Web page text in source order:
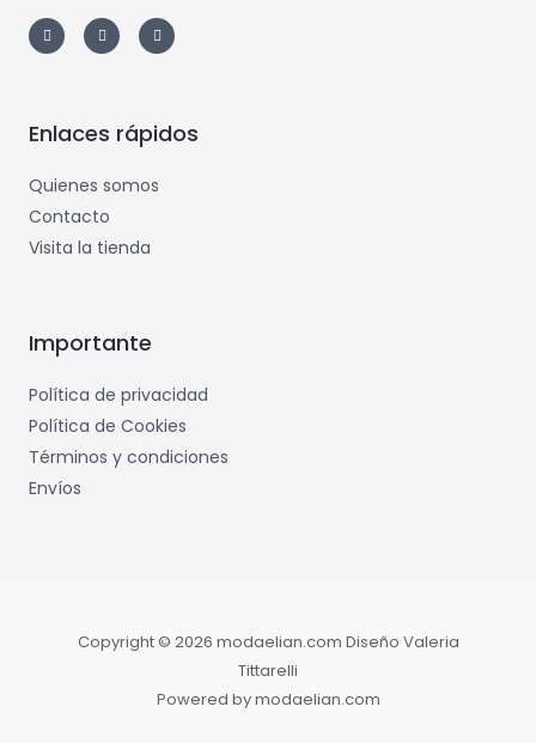
Enlaces rápidos
Quienes somos
Contacto
Visita la tienda
Importante
Política de privacidad
Política de Cookies
Términos y condiciones
Envíos
Copyright © 2026 modaelian.com Diseño Valeria
Tittarelli
Powered by modaelian.com